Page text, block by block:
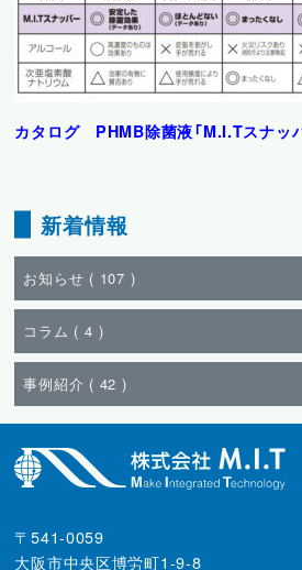
新着情報
お知らせ ( 107 )
コラム ( 4 )
事例紹介 ( 42 )
カタログ PHMB除菌液「M.I.Tスナッ
〒541-0059
大阪市中央区博労町1-9-8